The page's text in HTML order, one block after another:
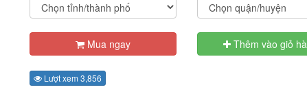
Mua ngay Thêm vào giỏ
Lượt xem 3,856